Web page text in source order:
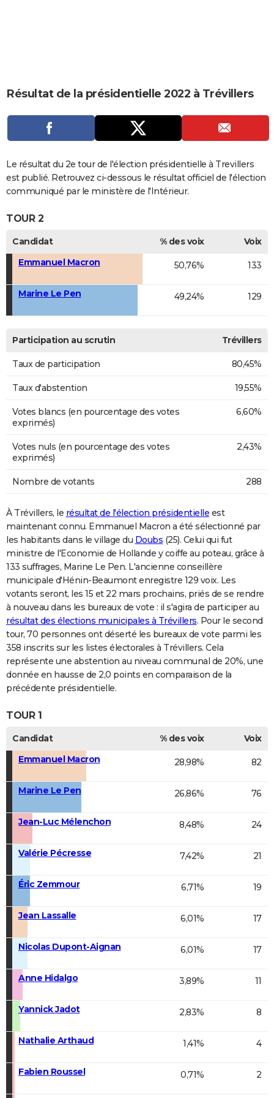
CARTE DE VOEUX
DICTIONNAIRE
Dictionnaire
Biographies
Expressions
Proverbes
PROGRAMME TV
COPAINS D'AVANT
S'inscrire
Se connecter
Lycées
Collèges
Primaires
Universités
Entreprises
Service militaire
Avis de recherche
AVIS DE DÉCÈS
FORUM
Bricolage
Culture
Television
Voyage
Résultat de la présidentielle 2022 à Trévillers
Le résultat du 2e tour de l'élection présidentielle à Trevillers
est publié. Retrouvez ci-dessous le résultat officiel de l'élection
communiqué par le ministère de l'Intérieur.
TOUR 2
Candidat % des voix
Voix
Emmanuel Macron
50,76% 133
Marine Le Pen 49,24% 129
Participation au scrutin Trévillers
Taux de participation 80,45%
Taux d'abstention 19,55%
Votes blancs (en pourcentage des votes
exprimés)
6,60%
Votes nuls (en pourcentage des votes
exprimés)
2,43%
Nombre de votants 288
À Trévillers, le résultat de l'élection présidentielle est
maintenant connu. Emmanuel Macron a été sélectionné par
les habitants dans le village du Doubs (25). Celui qui fut
ministre de l'Economie de Hollande y coiffe au poteau, grâce à
133 suffrages, Marine Le Pen. L'ancienne conseillère
municipale d'Hénin-Beaumont enregistre 129 voix. Les
votants seront, les 15 et 22 mars prochains, priés de se rendre
à nouveau dans les bureaux de vote : il s'agira de participer au
résultat des élections municipales à Trévillers. Pour le second
tour, 70 personnes ont déserté les bureaux de vote parmi les
358 inscrits sur les listes électorales à Trévillers. Cela
représente une abstention au niveau communal de 20%, une
donnée en hausse de 2,0 points en comparaison de la
précédente présidentielle.
TOUR 1
Candidat % des voix
Voix
Emmanuel Macron
28,98% 82
Marine Le Pen 26,86% 76
Jean-Luc Mélenchon 8,48% 24
Valérie Pécresse 7,42% 21
Éric Zemmour 6,71% 19
Jean Lassalle 6,01% 17
Nicolas Dupont-Aignan 6,01% 17
Anne Hidalgo 3,89% 11
Yannick Jadot 2,83% 8
Nathalie Arthaud 1,41% 4
Fabien Roussel 0,71% 2